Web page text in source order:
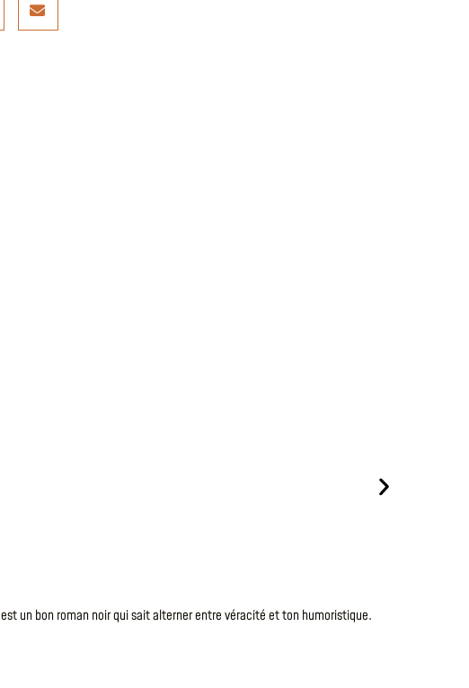
est un bon roman noir qui sait alterner entre véracité et ton humoristique.